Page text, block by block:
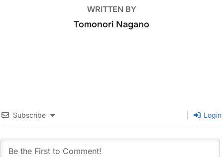
WRITTEN BY
Tomonori Nagano
Subscribe Login